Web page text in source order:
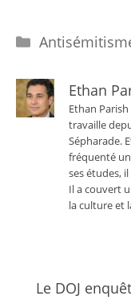
Catégories
Ethan
Ethan
travaille
Sépharade.
fréquenté
ses études,
Il a couvert
la culture et
Le DOJ